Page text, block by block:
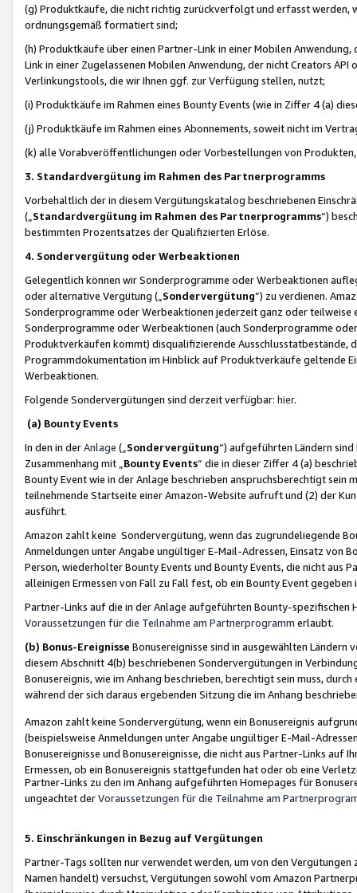
(g) Produktkäufe, die nicht richtig zurückverfolgt und erfasst werden,
ordnungsgemäß formatiert sind;
(h) Produktkäufe über einen Partner-Link in einer Mobilen
Link in einer Zugelassenen Mobilen Anwendung, der nicht Creators
Verlinkungstools, die wir Ihnen ggf. zur Verfügung stellen, nutzt;
(i) Produktkäufe im Rahmen eines Bounty Events (wie in Ziffer 4 (a)
(j) Produktkäufe im Rahmen eines Abonnements, soweit nicht im
(k) alle Vorabveröffentlichungen oder Vorbestellungen von
3. Standardvergütung im Rahmen des Partnerprogramms
Vorbehaltlich der in diesem Vergütungskatalog beschriebenen
(„ Standardvergütung im Rahmen des Partnerprogramms“)
bestimmten Prozentsatzes der Qualifizierten Erlöse.
4. Sondervergütung oder Werbeaktionen
Gelegentlich können wir Sonderprogramme oder Werbeaktionen
oder alternative Vergütung („ Sondervergütung”) zu verdienen.
Sonderprogramme oder Werbeaktionen jederzeit ganz oder
Sonderprogramme oder Werbeaktionen (auch Sonderprogramme
Produktverkäufen kommt) disqualifizierende Ausschlusstatbestände,
Programmdokumentation im Hinblick auf Produktverkäufe geltende
Werbeaktionen.
Folgende Sondervergütungen sind derzeit verfügbar: hier.
(a) Bounty Events
In den in derAnlage („ Sondervergütung“) aufgeführten Ländern
Zusammenhang mit „ Bounty Events“ die in dieser Ziffer 4 (a)
Bounty Event wie in der Anlage beschrieben anspruchsberechtigt sein
teilnehmende Startseite einer Amazon-Website aufruft und (2) der
ausführt.
Amazon zahlt keine Sondervergütung, wenn das zugrundeliegende
Anmeldungen unter Angabe ungültiger E-Mail-Adressen, Einsatz von
Person, wiederholter Bounty Events und Bounty Events, die nicht
alleinigen Ermessen von Fall zu Fall fest, ob ein Bounty Event
Partner-Links auf die in der Anlage aufgeführten Bounty-spezifischen
Voraussetzungen für die Teilnahme am Partnerprogramm erlaubt.
(b) Bonus-Ereignisse Bonusereignisse sind in ausgewählten Ländern
diesem Abschnitt 4(b) beschriebenen Sondervergütungen in
Bonusereignis, wie im Anhang beschrieben, berechtigt sein muss,
während der sich daraus ergebenden Sitzung die im Anhang
Amazon zahlt keine Sondervergütung, wenn ein Bonusereignis
(beispielsweise Anmeldungen unter Angabe ungültiger E-Mail-
Bonusereignisse und Bonusereignisse, die nicht aus Partner-Links auf
Ermessen, ob ein Bonusereignis stattgefunden hat oder ob eine
Partner-Links zu den im Anhang aufgeführten Homepages für
ungeachtet derVoraussetzungen für die Teilnahme am
5. Einschränkungen in Bezug auf Vergütungen
Partner-Tags sollten nur verwendet werden, um von den
Namen handelt) versuchst, Vergütungen sowohl vom Amazon